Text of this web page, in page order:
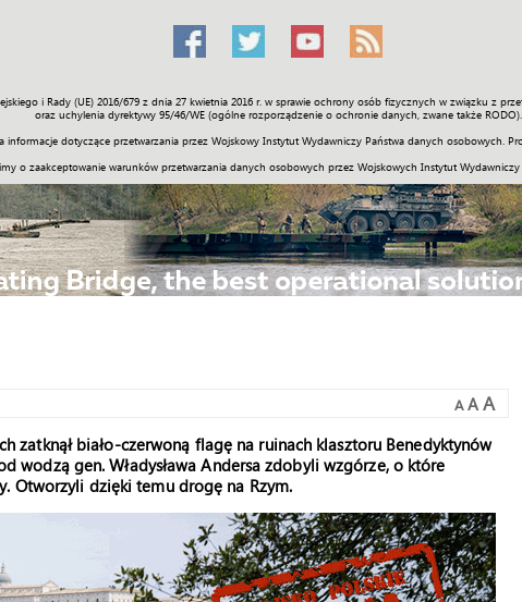
i Rady (UE) 2016/679 z dnia 27 kwietnia 2016 r. w sprawie ochrony osób fizycznych w związku z
oraz uchylenia dyrektywy 95/46/WE (ogólne rozporządzenie o ochronie danych, zwane także RODO).
dotyczące przetwarzania przez Wojskowy Instytut Wydawniczy Państwa danych osobowych.
o zaakceptowanie warunków przetwarzania danych osobowych przez Wojskowych Instytut Wydawniczy
Świat Społeczność Sport Historia Galerie Wideo
A A A
zatknął biało-czerwoną flagę na ruinach klasztoru Benedyktynów
wodzą gen. Władysława Andersa zdobyli wzgórze, o które
Otworzyli dzięki temu drogę na Rzym.